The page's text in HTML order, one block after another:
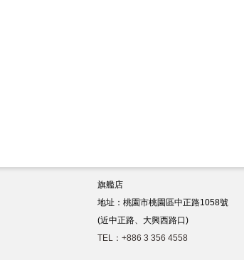
旗艦店
地址：桃園市桃園區中正路1058號
(近中正路、大興西路口)
TEL：+886 3 356 4558